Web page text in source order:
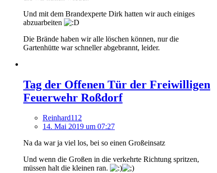
Und mit dem Brandexperte Dirk hatten wir auch einiges
abzuarbeiten
Die Brände haben wir alle löschen können, nur die
Gartenhütte war schneller abgebrannt, leider.
Tag der Offenen Tür der Freiwilligen
Feuerwehr Roßdorf
Reinhard112
14. Mai 2019 um 07:27
Na da war ja viel los, bei so einen Großeinsatz
Und wenn die Großen in die verkehrte Richtung spritzen,
müssen halt die kleinen ran.